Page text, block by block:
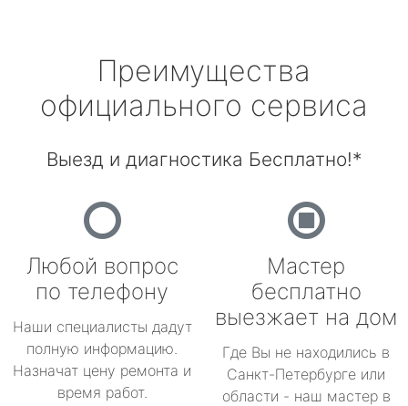
Преимущества
официального сервиса
Выезд и диагностика Бесплатно!*
Любой вопрос
по телефону
Наши специалисты дадут
полную информацию.
Назначат цену ремонта и
время работ.
Мастер
бесплатно
выезжает на дом
Где Вы не находились в
Санкт-Петербурге или
области - наш мастер в